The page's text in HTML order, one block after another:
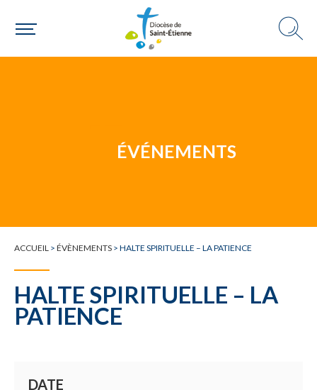
Une personne
ÉVÉNEMENTS
ACCUEIL > ÉVÈNEMENTS > HALTE SPIRITUELLE – LA PATIENCE
HALTE SPIRITUELLE – LA
PATIENCE
DATE